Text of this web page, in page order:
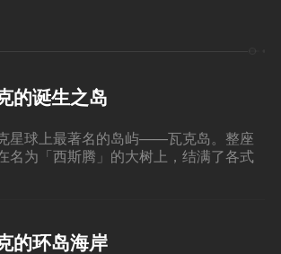
的诞生之岛
星球上最著名的岛屿——瓦克岛。整座
名为「西斯腾」的大树上，结满了各式
的环岛海岸